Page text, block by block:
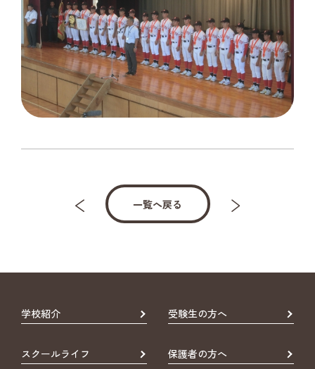
一覧へ戻る
学校紹介 受験生の方へ
スクールライフ 保護者の方へ